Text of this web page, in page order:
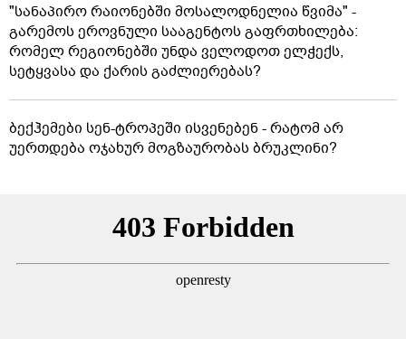
"სანაპირო რაიონებში მოსალოდნელია წვიმა" -
გარემოს ეროვნული სააგენტოს გაფრთხილება:
რომელ რეგიონებში უნდა ველოდოთ ელჭექს,
სეტყვასა და ქარის გაძლიერებას?
ბექჰემები სენ-ტროპეში ისვენებენ - რატომ არ
უერთდება ოჯახურ მოგზაურობას ბრუკლინი?